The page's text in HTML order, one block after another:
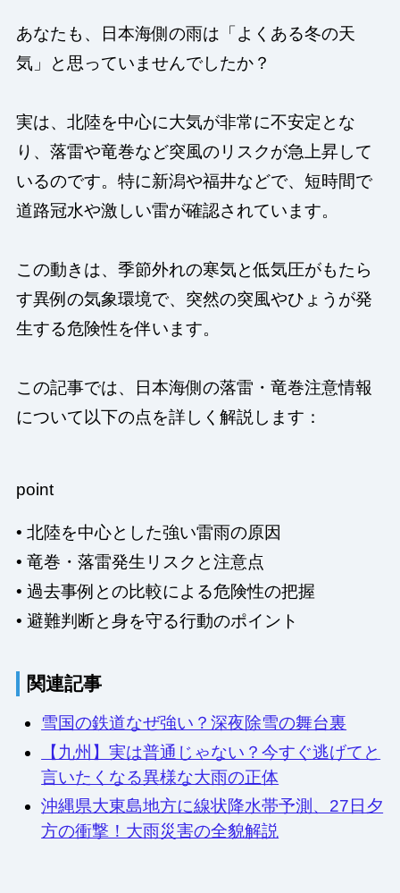
あなたも、日本海側の雨は「よくある冬の天
気」と思っていませんでしたか？
実は、北陸を中心に大気が非常に不安定とな
り、落雷や竜巻など突風のリスクが急上昇して
いるのです。特に新潟や福井などで、短時間で
道路冠水や激しい雷が確認されています。
この動きは、季節外れの寒気と低気圧がもたら
す異例の気象環境で、突然の突風やひょうが発
生する危険性を伴います。
この記事では、日本海側の落雷・竜巻注意情報
について以下の点を詳しく解説します：
point
• 北陸を中心とした強い雷雨の原因
• 竜巻・落雷発生リスクと注意点
• 過去事例との比較による危険性の把握
• 避難判断と身を守る行動のポイント
関連記事
雪国の鉄道なぜ強い？深夜除雪の舞台裏
【九州】実は普通じゃない？今すぐ逃げてと
言いたくなる異様な大雨の正体
沖縄県大東島地方に線状降水帯予測、27日夕
方の衝撃！大雨災害の全貌解説